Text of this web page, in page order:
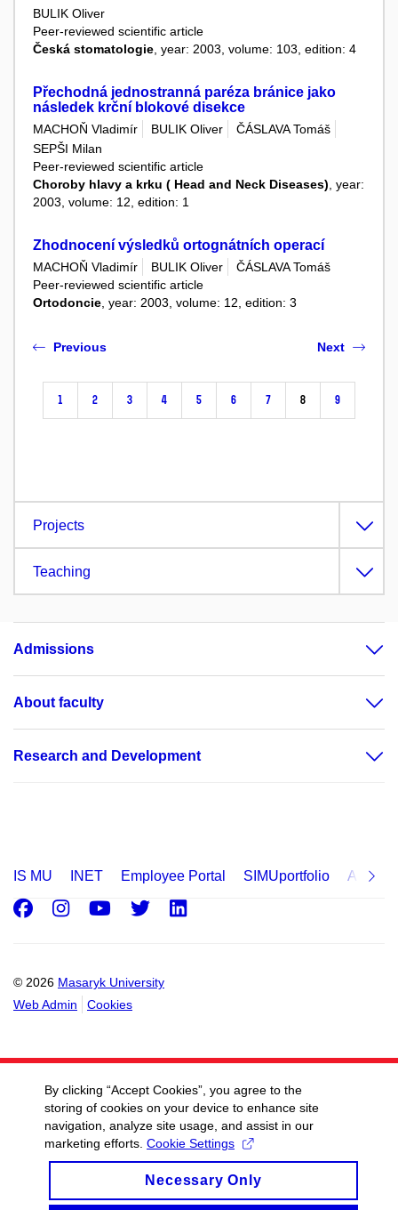
BULIK Oliver
Peer-reviewed scientific article
Česká stomatologie , year: 2003, volume: 103, edition: 4
Přechodná jednostranná paréza bránice jako
následek krční blokové disekce
MACHOŇ Vladimír BULIK Oliver
ČÁSLAVA Tomáš
SEPŠI Milan
Peer-reviewed scientific article
Choroby hlavy a krku ( Head and Neck Diseases) , year:
2003, volume: 12, edition: 1
Zhodnocení výsledků ortognátních operací
MACHOŇ Vladimír BULIK Oliver
ČÁSLAVA Tomáš
Peer-reviewed scientific article
Ortodoncie , year: 2003, volume: 12, edition: 3
Previous
1 2 3 4 5 6 7 8 9
Next
Projects
Teaching
Admissions
About faculty
Research and Development
IS MU INET Employee Portal SIMUportfolio
© 2026 Masaryk University
Web Admin
Cookies
Facebook
Instagram
Youtube
Twitter
By clicking “Accept Cookies”, you agree to the
storing of cookies on your device to enhance site
navigation, analyze site usage, and assist in our
marketing efforts. Cookie Settings
Necessary Only